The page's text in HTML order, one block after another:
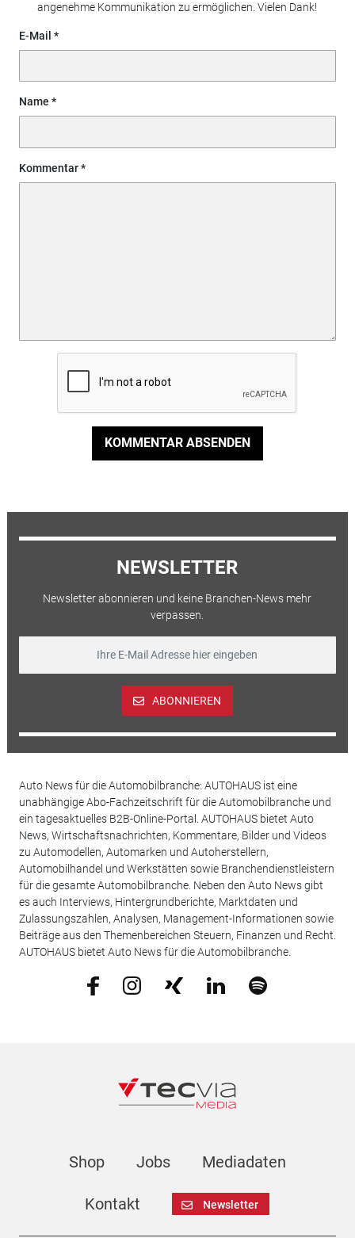
angenehme Kommunikation zu ermöglichen. Vielen Dank!
E-Mail
Name
Kommentar
KOMMENTAR ABSENDEN
NEWSLETTER
Newsletter abonnieren und keine Branchen-News mehr
verpassen.
ABONNIEREN
Auto News für die Automobilbranche: AUTOHAUS ist eine
unabhängige Abo-Fachzeitschrift für die Automobilbranche und
ein tagesaktuelles B2B-Online-Portal. AUTOHAUS bietet Auto
News, Wirtschaftsnachrichten, Kommentare, Bilder und Videos
zu Automodellen, Automarken und Autoherstellern,
Automobilhandel und Werkstätten sowie Branchendienstleistern
für die gesamte Automobilbranche. Neben den Auto News gibt
es auch Interviews, Hintergrundberichte, Marktdaten und
Zulassungszahlen, Analysen, Management-Informationen sowie
Beiträge aus den Themenbereichen Steuern, Finanzen und Recht.
AUTOHAUS bietet Auto News für die Automobilbranche.
Shop Jobs Mediadaten
Kontakt Newsletter